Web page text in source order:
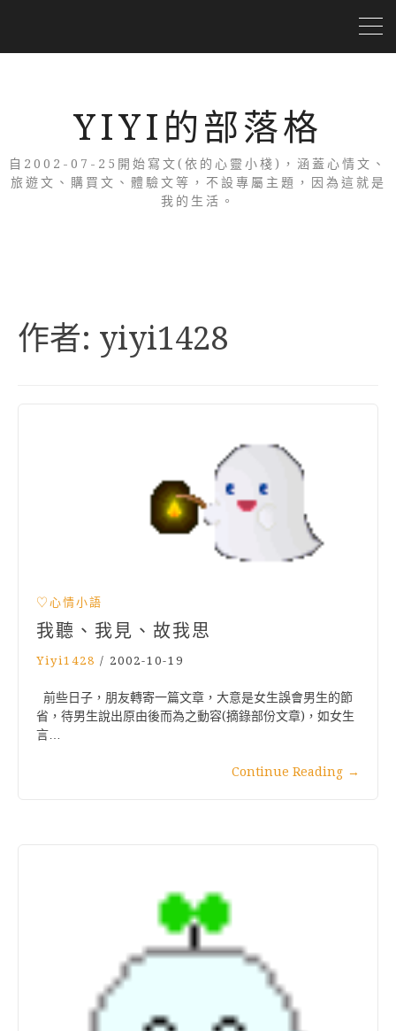
YIYI的部落格
自2002-07-25開始寫文(依的心靈小棧)，涵蓋心情文、
旅遊文、購買文、體驗文等，不設專屬主題，因為這就是
我的生活。
作者: yiyi1428
♡心情小語
我聽、我見、故我思
Yiyi1428 / 2002-10-19
前些日子，朋友轉寄一篇文章，大意是女生誤會男生的節
省，待男生說出原由後而為之動容(摘錄部份文章)，如女生
言…
Continue Reading →